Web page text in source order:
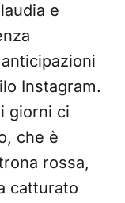
e
Instagram.
giorni ci
che è
rossa,
catturato